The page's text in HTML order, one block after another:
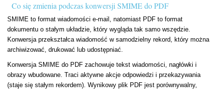
Co się zmienia podczas konwersji SMIME do PDF
SMIME to format wiadomości e-mail, natomiast PDF to format
dokumentu o stałym układzie, który wygląda tak samo wszędzie.
Konwersja przekształca wiadomość w samodzielny rekord, który można
archiwizować, drukować lub udostępniać.
Konwersja SMIME do PDF zachowuje tekst wiadomości, nagłówki i
obrazy wbudowane. Traci aktywne akcje odpowiedzi i przekazywania
(staje się stałym rekordem). Wynikowy plik PDF jest porównywalny,